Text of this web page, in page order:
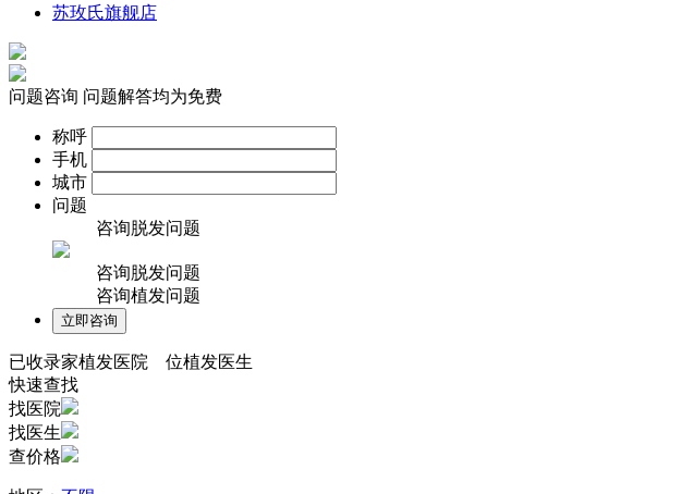
苏玫氏旗舰店
问题咨询 问题解答均为免费
称呼
手机
城市
问题
咨询脱发问题
咨询脱发问题
咨询植发问题
已收录家植发医院 位植发医生
快速查找
找医院
找医生
查价格